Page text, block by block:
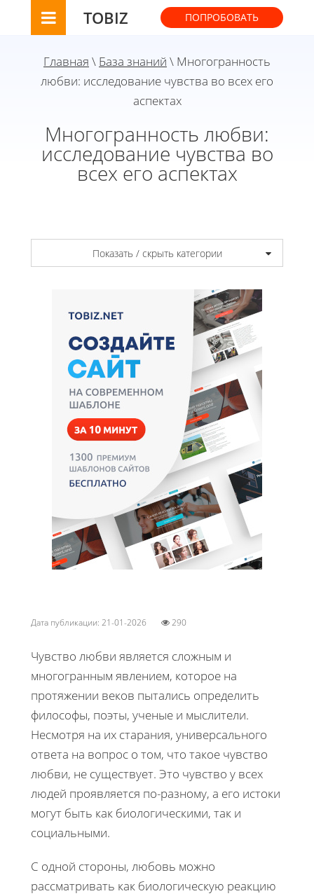
TOBIZ ПОПРОБОВАТЬ
Главная \ База знаний \ Многогранность
любви: исследование чувства во всех его
аспектах
Многогранность любви:
исследование чувства во
всех его аспектах
Показать / скрыть категории
Дата публикации: 21-01-2026 290
Чувство любви является сложным и
многогранным явлением, которое на
протяжении веков пытались определить
философы, поэты, ученые и мыслители.
Несмотря на их старания, универсального
ответа на вопрос о том, что такое чувство
любви, не существует. Это чувство у всех
людей проявляется по-разному, а его истоки
могут быть как биологическими, так и
социальными.
С одной стороны, любовь можно
рассматривать как биологическую реакцию